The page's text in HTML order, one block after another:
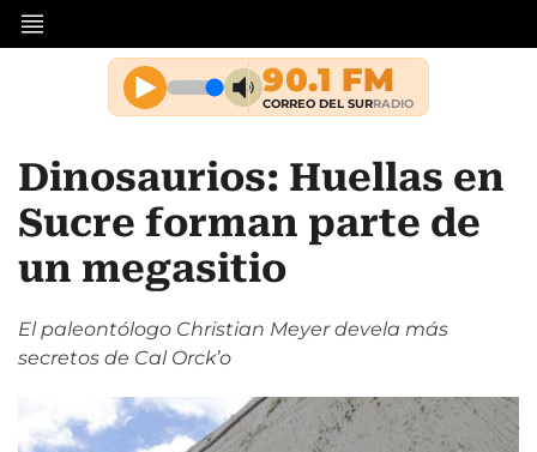
Dinosaurios: Huellas en
Sucre forman parte de
un megasitio
El paleontólogo Christian Meyer devela más
secretos de Cal Orck’o